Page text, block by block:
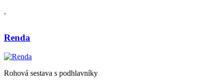
Renda
Rohová sestava s podhlavníky